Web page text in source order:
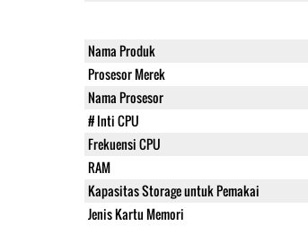
Nama Produk
Prosesor Merek
Nama Prosesor
# Inti CPU
Frekuensi CPU
RAM
Kapasitas Storage untuk Pemakai
Jenis Kartu Memori